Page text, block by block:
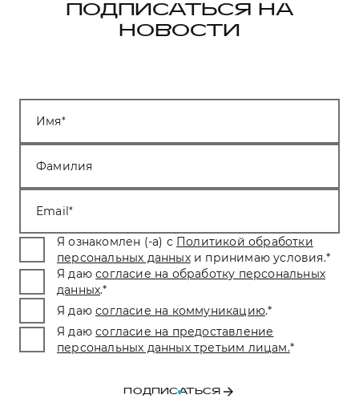
ПОДПИСАТЬСЯ НА
НОВОСТИ
Имя
Фамилия
Email
Я ознакомлен (-а) с Политикой обработки
персональных данных и принимаю условия.*
Я даю согласие на обработку персональных
данных.*
Я даю согласие на коммуникацию.*
Я даю согласие на предоставление
персональных данных третьим лицам.*
ПОДПИСАТЬСЯ